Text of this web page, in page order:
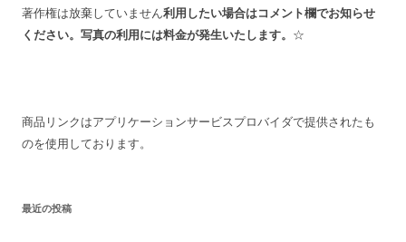
著作権は放棄していません利用したい場合はコメント欄でお知らせ
ください。写真の利用には料金が発生いたします。 ☆
商品リンクはアプリケーションサービスプロバイダで提供されたも
のを使用しております。
最近の投稿